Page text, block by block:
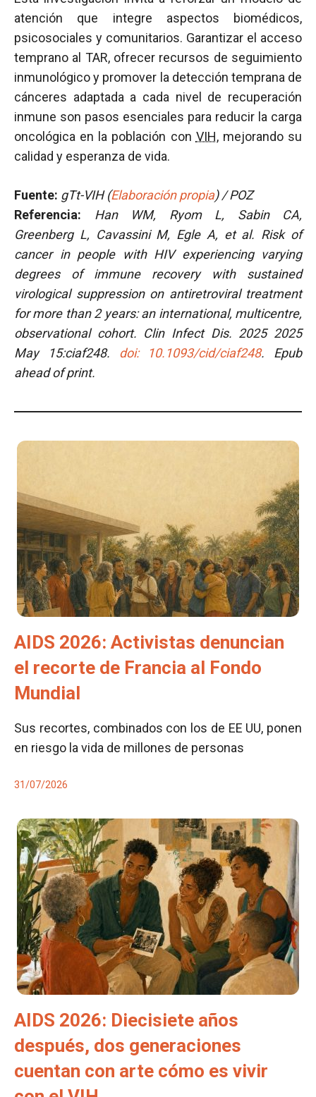
atención que integre aspectos biomédicos,
psicosociales y comunitarios. Garantizar el acceso
temprano al TAR, ofrecer recursos de seguimiento
inmunológico y promover la detección temprana de
cánceres adaptada a cada nivel de recuperación
inmune son pasos esenciales para reducir la carga
oncológica en la población con VIH, mejorando su
calidad y esperanza de vida.
Fuente: gTt-VIH (Elaboración propia) / POZ
Referencia: Han WM, Ryom L, Sabin CA,
Greenberg L, Cavassini M, Egle A, et al. Risk of
cancer in people with HIV experiencing varying
degrees of immune recovery with sustained
virological suppression on antiretroviral treatment
for more than 2 years: an international, multicentre,
observational cohort. Clin Infect Dis. 2025 2025
May 15:ciaf248. doi: 10.1093/cid/ciaf248. Epub
ahead of print.
AIDS 2026: Activistas denuncian
el recorte de Francia al Fondo
Mundial
Sus recortes, combinados con los de EE UU, ponen
en riesgo la vida de millones de personas
31/07/2026
AIDS 2026: Diecisiete años
después, dos generaciones
cuentan con arte cómo es vivir